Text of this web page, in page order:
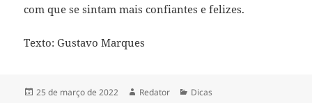
com que se sintam mais confiantes e felizes.
Texto: Gustavo Marques
Publicado
25 de março de 2022 Autor
Redator Categorias
Dicas